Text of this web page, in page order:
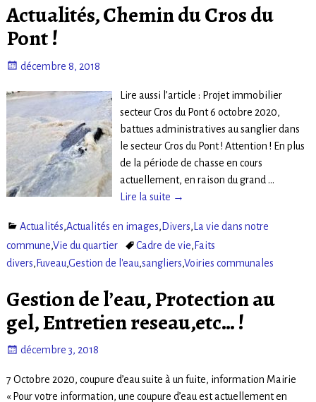
Actualités, Chemin du Cros du
Pont !
décembre 8, 2018
Lire aussi l’article : Projet immobilier
secteur Cros du Pont 6 octobre 2020,
battues administratives au sanglier dans
le secteur Cros du Pont ! Attention ! En plus
de la période de chasse en cours
actuellement, en raison du grand…
Lire la suite →
Actualités,Actualités en images, Divers, La vie dans notre
commune,Vie du quartier Cadre de vie, Faits
divers, Fuveau,Gestion de l'eau,sangliers,Voiries communales
Gestion de l’eau, Protection au
gel, Entretien reseau,etc… !
décembre 3, 2018
7 Octobre 2020, coupure d’eau suite à un fuite, information Mairie
« Pour votre information, une coupure d’eau est actuellement en